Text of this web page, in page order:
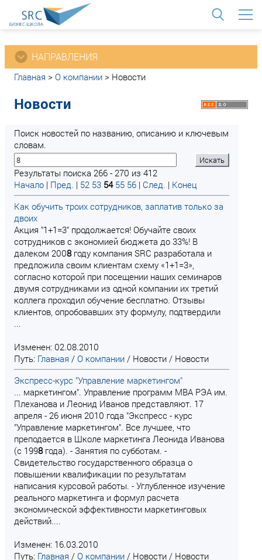
НАПРАВЛЕНИЯ
Главная > О компании > Новости
Новости
Поиск новостей по названию, описанию и ключевым
словам.
Результаты поиска 266 - 270 из 412
Начало | Пред. | 52 53 54 55 56 | След. | Конец
Как обучить троих сотрудников, заплатив только за
двоих
Акция "1+1=3" продолжается! Обучайте своих
сотрудников с экономией бюджета до 33%! В
далеком 2008году компания SRC разработала и
предложила своим клиентам схему «1+1=3»,
согласно которой при посещении наших семинаров
двумя сотрудниками из одной компании их третий
коллега проходил обучение бесплатно. Отзывы
клиентов, опробовавших эту формулу, подтвердили
...
Изменен: 02.08.2010
Путь: Главная / О компании / Новости / Новости
Экспресс-курс "Управление маркетингом"
... маркетингом". Управление программ МВА РЭА им.
Плеханова и Леонид Иванов представляют. 17
апреля - 26 июня 2010 года "Экспресс - курс
"Управление маркетингом". Все лучшее, что
преподается в Школе маркетинга Леонида Иванова
(с 1998года). - Занятия по субботам. -
Свидетельство государственного образца о
повышении квалификации по результатам
написания курсовой работы. - Углубленное изучение
реального маркетинга и формул расчета
экономической эффективности маркетинговых
действий....
Изменен: 16.03.2010
Путь: Главная / О компании / Новости / Новости